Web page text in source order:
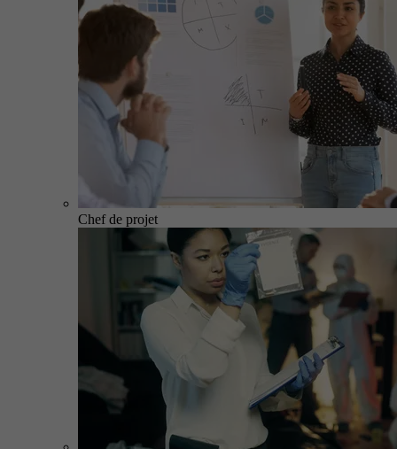
Chef de projet